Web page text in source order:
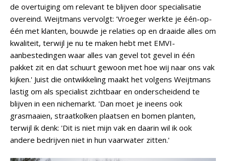
de overtuiging om relevant te blijven door specialisatie
overeind. Weijtmans vervolgt: 'Vroeger werkte je één-op-
één met klanten, bouwde je relaties op en draaide alles om
kwaliteit, terwijl je nu te maken hebt met EMVI-
aanbestedingen waar alles van gevel tot gevel in één
pakket zit en dat schuurt gewoon met hoe wij naar ons vak
kijken.' Juist die ontwikkeling maakt het volgens Weijtmans
lastig om als specialist zichtbaar en onderscheidend te
blijven in een nichemarkt. 'Dan moet je ineens ook
grasmaaien, straatkolken plaatsen en bomen planten,
terwijl ik denk: 'Dit is niet mijn vak en daarin wil ik ook
andere bedrijven niet in hun vaarwater zitten.'